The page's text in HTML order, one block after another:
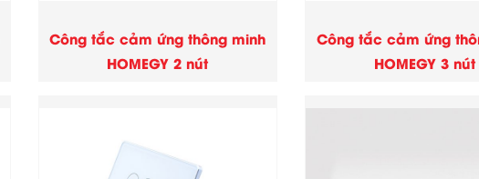
Công tắc cảm ứng thông minh
HOMEGY 2 nút
Công tắc cảm ứng
HOMEGY 3 nút